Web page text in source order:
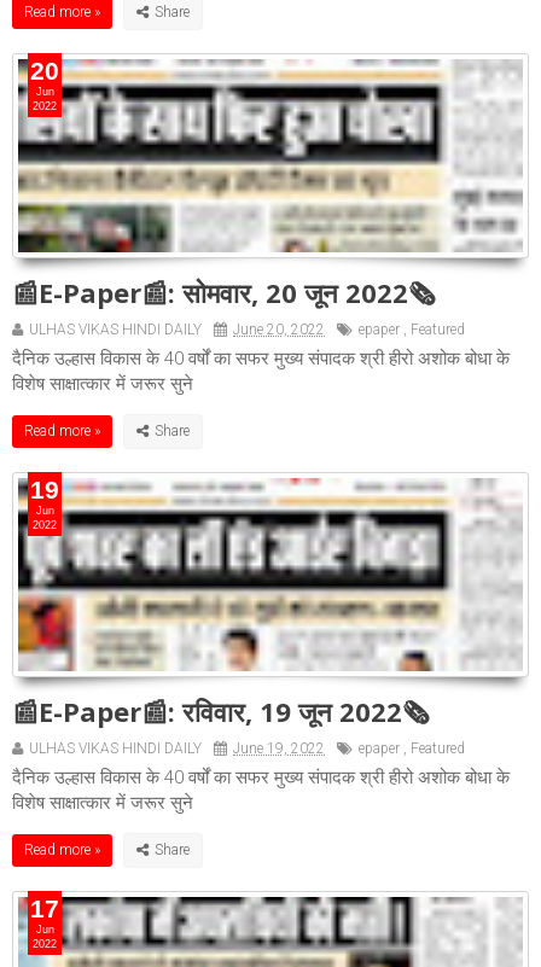
Read more »
📰E-Paper📰: सोमवार, 20 जून 2022🗞
ULHAS VIKAS HINDI DAILY June 20, 2022 epaper Featured
दैनिक उल्हास विकास के 40 वर्षों का सफर मुख्य संपादक श्री हीरो अशोक बोधा के
विशेष साक्षात्कार में जरूर सुने
Read more »
20
Jun
2022
📰E-Paper📰: रविवार, 19 जून 2022🗞
ULHAS VIKAS HINDI DAILY June 19, 2022 epaper Featured
दैनिक उल्हास विकास के 40 वर्षों का सफर मुख्य संपादक श्री हीरो अशोक बोधा के
विशेष साक्षात्कार में जरूर सुने
Read more »
19
Jun
2022
17
Jun
2022